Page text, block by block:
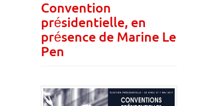
Convention
présidentielle, en
présence de Marine Le
Pen